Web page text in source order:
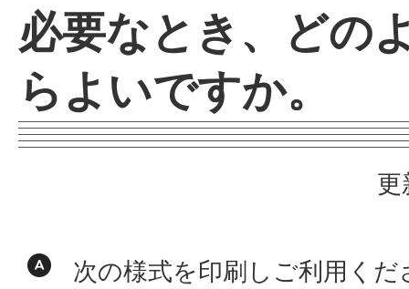
必要なとき、どの
らよいですか。
更
次の様式を印刷しご利用くだ